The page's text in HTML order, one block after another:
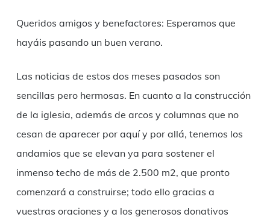
Queridos amigos y benefactores: Esperamos que
hayáis pasando un buen verano.
Las noticias de estos dos meses pasados son
sencillas pero hermosas. En cuanto a la construcción
de la iglesia, además de arcos y columnas que no
cesan de aparecer por aquí y por allá, tenemos los
andamios que se elevan ya para sostener el
inmenso techo de más de 2.500 m2, que pronto
comenzará a construirse; todo ello gracias a
vuestras oraciones y a los generosos donativos